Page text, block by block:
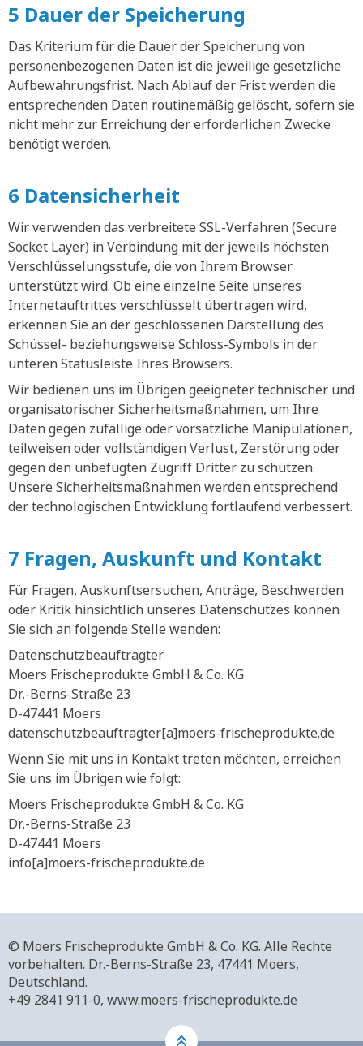
5 Dauer der Speicherung
Das Kriterium für die Dauer der Speicherung von
personenbezogenen Daten ist die jeweilige gesetzliche
Aufbewahrungsfrist. Nach Ablauf der Frist werden die
entsprechenden Daten routinemäßig gelöscht, sofern sie
nicht mehr zur Erreichung der erforderlichen Zwecke
benötigt werden.
6 Datensicherheit
Wir verwenden das verbreitete SSL-Verfahren (Secure
Socket Layer) in Verbindung mit der jeweils höchsten
Verschlüsselungsstufe, die von Ihrem Browser
unterstützt wird. Ob eine einzelne Seite unseres
Internetauftrittes verschlüsselt übertragen wird,
erkennen Sie an der geschlossenen Darstellung des
Schüssel- beziehungsweise Schloss-Symbols in der
unteren Statusleiste Ihres Browsers.
Wir bedienen uns im Übrigen geeigneter technischer und
organisatorischer Sicherheitsmaßnahmen, um Ihre
Daten gegen zufällige oder vorsätzliche Manipulationen,
teilweisen oder vollständigen Verlust, Zerstörung oder
gegen den unbefugten Zugriff Dritter zu schützen.
Unsere Sicherheitsmaßnahmen werden entsprechend
der technologischen Entwicklung fortlaufend verbessert.
7 Fragen, Auskunft und Kontakt
Für Fragen, Auskunftsersuchen, Anträge, Beschwerden
oder Kritik hinsichtlich unseres Datenschutzes können
Sie sich an folgende Stelle wenden:
Datenschutzbeauftragter
Moers Frischeprodukte GmbH & Co. KG
Dr.-Berns-Straße 23
D-47441 Moers
datenschutzbeauftragter[a]moers-frischeprodukte.de
Wenn Sie mit uns in Kontakt treten möchten, erreichen
Sie uns im Übrigen wie folgt:
Moers Frischeprodukte GmbH & Co. KG
Dr.-Berns-Straße 23
D-47441 Moers
info[a]moers-frischeprodukte.de
© Moers Frischeprodukte GmbH & Co. KG. Alle Rechte
vorbehalten. Dr.-Berns-Straße 23, 47441 Moers,
Deutschland.
+49 2841 911-0, www.moers-frischeprodukte.de